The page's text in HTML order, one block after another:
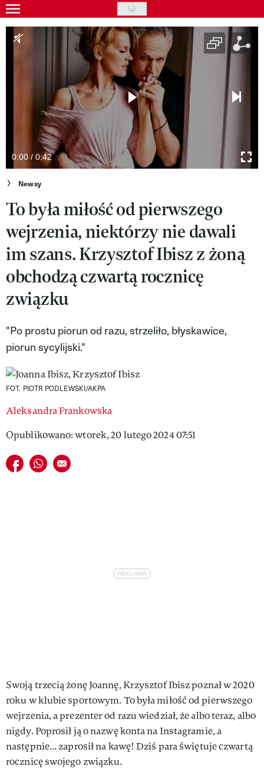
Skip
to
main
content
Gwiazdy
Styl życia
Kultura
Wideo
Nasze akcje
VIVA!ART
VIVA!MODA
VIVA!LIFESTYLE
VIVA!MAN
VIVA!PEOPLE POWER
VIVA!ITAKA
MAGAZYN VIVA!
0:00 / 0:42
Newsy
To była miłość od pierwszego
wejrzenia, niektórzy nie dawali
im szans. Krzysztof Ibisz z żoną
obchodzą czwartą rocznicę
związku
"Po prostu piorun od razu, strzeliło, błyskawice,
piorun sycylijski."
FOT. PIOTR PODLEWSKI/AKPA
Aleksandra Frankowska
Opublikowano: wtorek, 20 lutego 2024 07:51
Udostępnij na facebook
Udostępnij na whatsapp
E-mail do przyjaciela
Swoją trzecią żonę Joannę, Krzysztof Ibisz poznał w 2020
roku w klubie sportowym. To była miłość od pierwszego
wejrzenia, a prezenter od razu wiedział, że albo teraz, albo
nigdy. Poprosił ją o nazwę konta na Instagramie, a
następnie... zaprosił na kawę! Dziś para świętuje czwartą
rocznicę swojego związku.